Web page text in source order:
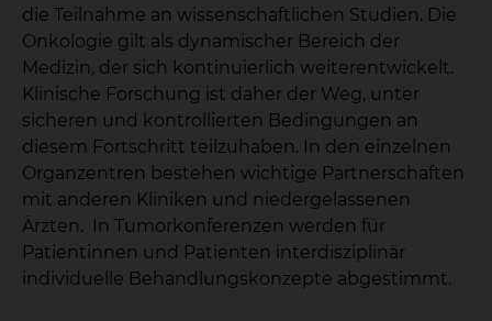
die Teilnahme an wissenschaftlichen Studien. Die
Onkologie gilt als dynamischer Bereich der
Medizin, der sich kontinuierlich weiterentwickelt.
Klinische Forschung ist daher der Weg, unter
sicheren und kontrollierten Bedingungen an
diesem Fortschritt teilzuhaben. In den einzelnen
Organzentren bestehen wichtige Partnerschaften
mit anderen Kliniken und niedergelassenen
Ärzten. In Tumorkonferenzen werden für
Patientinnen und Patienten interdisziplinär
individuelle Behandlungskonzepte abgestimmt.